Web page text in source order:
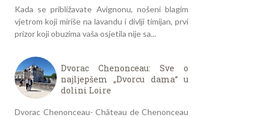
Kada se približavate Avignonu, nošeni blagim
vjetrom koji miriše na lavandu i divlji timijan, prvi
prizor koji obuzima vaša osjetila nije sa...
Dvorac Chenonceau: Sve o
najljepšem „Dvorcu dama“ u
dolini Loire
Dvorac Chenonceau- Château de Chenonceau